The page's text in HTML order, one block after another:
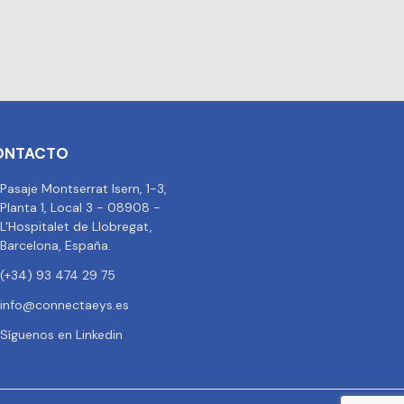
Pasaje Montserrat Isern, 1-3,
Planta 1, Local 3 - 08908 -
L'Hospitalet de Llobregat,
Barcelona, España.
(+34) 93 474 29 75
info@connectaeys.es
Síguenos en Linkedin